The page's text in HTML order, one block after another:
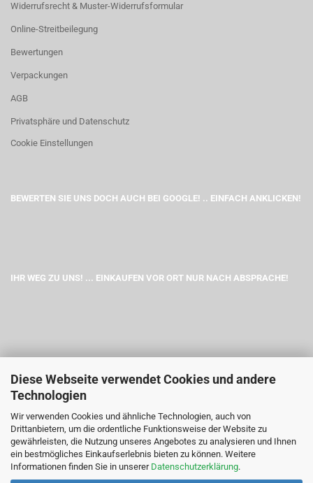
Diese Webseite verwendet Cookies und andere
Technologien
Wir verwenden Cookies und ähnliche Technologien, auch von
Drittanbietern, um die ordentliche Funktionsweise der Website zu
gewährleisten, die Nutzung unseres Angebotes zu analysieren und Ihnen
ein bestmögliches Einkaufserlebnis bieten zu können. Weitere
Informationen finden Sie in unserer Datenschutzerklärung.
Widerrufsrecht & Muster-Widerrufsformular
Online-Streitbeilegung
Bewertungen
Verpackungen
AGB
Privatsphäre und Datenschutz
Cookie Einstellungen
BEWERTEN SIE UNS DOCH AUCH BEI GOOGLE! .. EINFACH ANKLICKEN!
IHR WEG ZU UNS! ... EINKAUFEN VOR ORT NUR NACH ABSPRACHE!